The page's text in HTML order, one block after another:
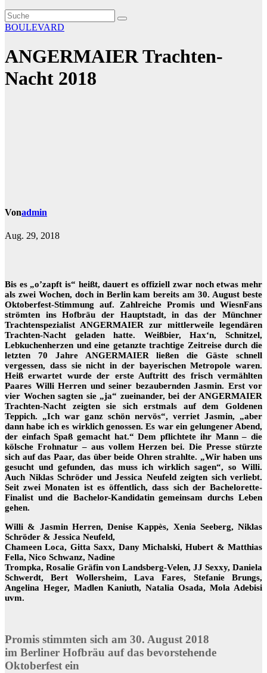
BOULEVARD
ANGERMAIER Trachten-
Nacht 2018
Vonadmin
Aug. 29, 2018
Bis es „o’zapft is“ heißt, dauert es offiziell zwar noch etwas mehr
als zwei Wochen, doch in Berlin kam bereits am 30. August beste
Oktoberfest-Stimmung auf. Zahlreiche Promis und WiesnFans
strömten ins Hofbräu der Hauptstadt, in das der Münchner
Trachtenspezialist ANGERMAIER zur mittlerweile legendären
Trachten-Nacht geladen hatte. Weißbier, Hax‘n, Schnitzel,
Lebkuchenherzen und eine getanzte trachtige Zeitreise durch die
letzten 70 Jahre ANGERMAIER ließen die Gäste schnell
vergessen, dass sie nicht in der bayerischen Metropole waren.
Heiß erwartet wurde der erste Auftritt des frisch vermählten
Paares Willi Herren und seiner bezaubernden Jasmin. Erst vor
vier Wochen sagten sie „ja“ zueinander, bei der ANGERMAIER
Trachten-Nacht zeigten sie sich erstmals auf dem Goldenen
Teppich. „Ich war ganz schön nervös“, verriet Jasmin, „aber
dann habe ich es wirklich genossen. Es war ein gelungener Abend,
der einfach Spaß gemacht hat.“ Dem pflichtete ihr Mann – die
kölsche Frohnatur – aus vollem Herzen bei. Die Presse stürzte
sich auf das Paar, das über beide Ohren strahlte. „Wir haben uns
gesucht und gefunden, das muss ich wirklich sagen“, so Willi.
Auch Niklas Schröder und Jessica Neufeld zeigten sich verliebt.
Seit zwei Monaten ist es öffentlich, dass sich der Bachelorette-
Finalist und die Bachelor-Kandidatin gemeinsam durchs Leben
gehen.
Willi & Jasmin Herren, Denise Kappès, Xenia Seeberg, Niklas
Schröder & Jessica Neufeld,
Chameen Loca, Gitta Saxx, Dany Michalski, Hubert & Matthias
Fella, Nico Schwanz, Nadine
Trompka, Rosalie Gräfin von Landsberg-Velen, JJ Sexxy, Daniela
Schwerdt, Bert Wollersheim, Lava Fares, Stefanie Brungs,
Angelina Heger, Madlen Kaniuth, Natalia Osada, Mola Adebisi
uvm.
Promis stimmten sich am 30. August 2018
im Berliner Hofbräu auf das bevorstehende
Oktoberfest ein